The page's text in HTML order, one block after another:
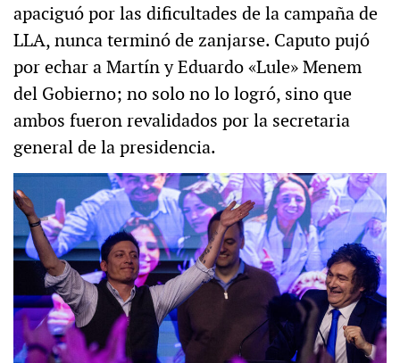
apaciguó por las dificultades de la campaña de
LLA, nunca terminó de zanjarse. Caputo pujó
por echar a Martín y Eduardo «Lule» Menem
del Gobierno; no solo no lo logró, sino que
ambos fueron revalidados por la secretaria
general de la presidencia.